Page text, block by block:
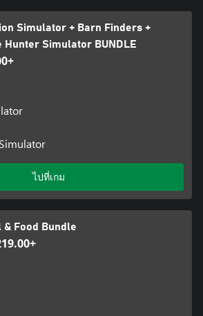
Simulator + Barn Finders +
Hunter Simulator BUNDLE
ไปที่เกม
& Food Bundle